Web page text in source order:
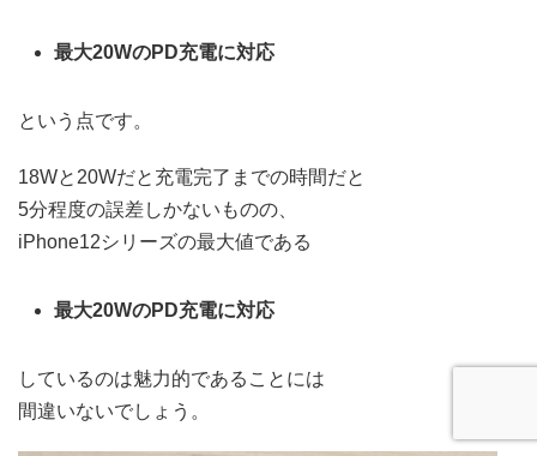
最大20WのPD充電に対応
という点です。
18Wと20Wだと充電完了までの時間だと
5分程度の誤差しかないものの、
iPhone12シリーズの最大値である
最大20WのPD充電に対応
しているのは魅力的であることには
間違いないでしょう。